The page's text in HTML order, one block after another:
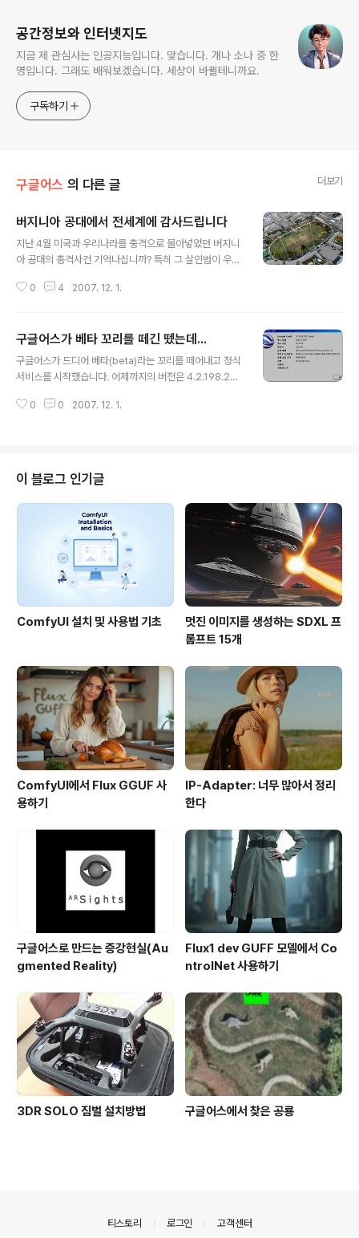
공간정보와 인터넷지도
지금 제 관심사는 인공지능입니다. 맞습니다. 개나 소나 중 한
명입니다. 그래도 배워보겠습니다. 세상이 바뀔테니까요.
구독하기
구글어스 의 다른 글 더보기
버지니아 공대에서 전세계에 감사드립니다
지난 4월 미국과 우리나라를 충격으로 몰아넣었던 버지니
아 공대의 총격사건 기억나십니까? 특히 그 살인범이 우리
보를 검색해보니 총 280건의 기사가 올라와 있을 정도로
수 및 직원들이 특별한 이벤트를 열었습니다. 아래 사진처
럼 버지니아 공대 캠퍼스 중앙공원에 모여 "VT Thanks Y
ou"라는 글자를 만들고 이를 지상에서도 사진을 찍고, 헬
지에 들어가보시면 여러가지 사진과 이벤트에 대한 설명이
0 4 2007. 12. 1.
구글어스가 베타 꼬리를 떼긴 뗐는데...
구글어스가 드디어 베타(beta)라는 꼬리를 떼어내고 정식
서비스를 시작했습니다. 어제까지의 버전은 4.2.198.245
그러나, 외국 블로거들의 말을 들어보면, 기능상 바뀐 것은
정보를 캡쳐받아 두고, 구글어스 홈페이지에 들어가 다운
로드를 다시 받아보니 버전이 올라갔더군요. 아래는 업그
레이드?후의 구글어스 정보.... 다만, 이번 버전에서는 베타
꼬리도 뗀만큼 맥의 OS X 10.5.1 Leopard를 잘 지원할
것이라고 기대한답니다. 제가 Mac이 아니라서 테스트..
0 0 2007. 12. 1.
이 블로그 인기글
ComfyUI 설치 및 사용법 기초
멋진 이미지를 생성하는 SDXL 프
롬프트 15개
ComfyUI에서 Flux GGUF 사
용하기
IP-Adapter: 너무 많아서 정리
한다
구글어스로 만드는 증강현실(Au
gmented Reality)
Flux1 dev GUFF 모델에서 Co
ntrolNet 사용하기
3DR SOLO 짐벌 설치방법 구글어스에서 찾은 공룡
티스토리 로그인 고객센터